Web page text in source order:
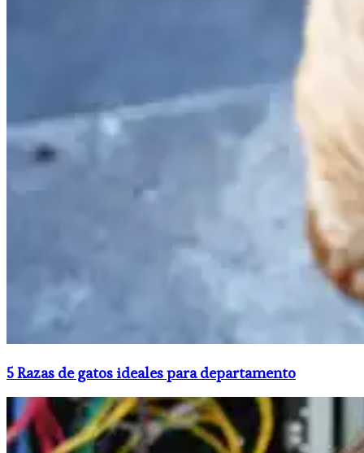
5 Razas de gatos ideales para departamento